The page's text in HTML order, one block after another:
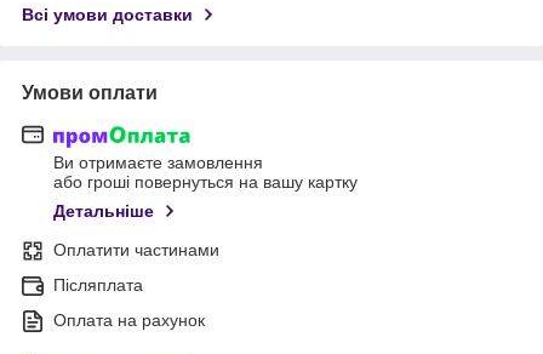
Всі умови доставки
Умови оплати
Ви отримаєте замовлення
або гроші повернуться на вашу картку
Детальніше
Оплатити частинами
Післяплата
Оплата на рахунок